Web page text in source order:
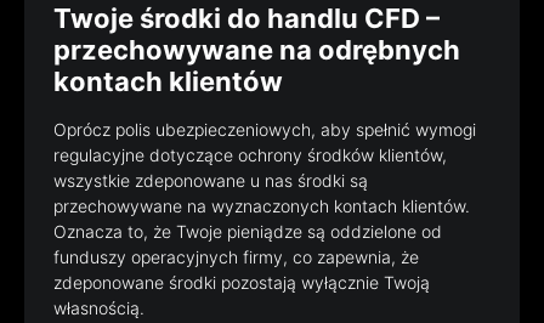
Twoje środki do handlu CFD –
przechowywane na odrębnych
kontach klientów
Oprócz polis ubezpieczeniowych, aby spełnić wymogi
regulacyjne dotyczące ochrony środków klientów,
wszystkie zdeponowane u nas środki są
przechowywane na wyznaczonych kontach klientów.
Oznacza to, że Twoje pieniądze są oddzielone od
funduszy operacyjnych firmy, co zapewnia, że
zdeponowane środki pozostają wyłącznie Twoją
własnością.